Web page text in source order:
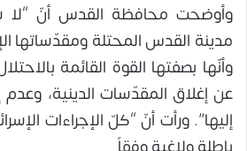
وأوضحت محافظة القدس أنّ “لا
مدينة القدس المحتلة ومقدّساتها
وأنّها بصفتها القوة القائمة
عن إغلاق المقدّسات الدينية،
إليها”. ورأت أنّ “كلّ الإجراءات